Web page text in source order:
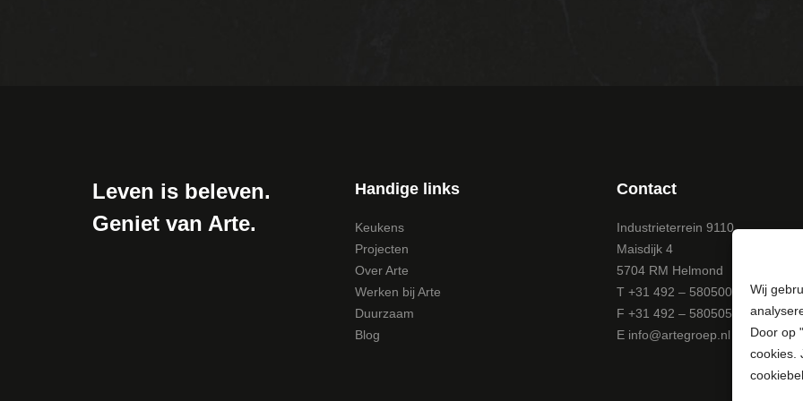
Wij
Door op
cookies.
Leven is beleven.
Geniet van Arte.
Handige links
Keukens
Projecten
Over Arte
Werken bij Arte
Duurzaam
Blog
Contact
Industrieterrein 9110
Maisdijk 4
5704 RM Helmond
T +31 492 – 580500
F +31 492 – 580505
E info@artegroep.nl